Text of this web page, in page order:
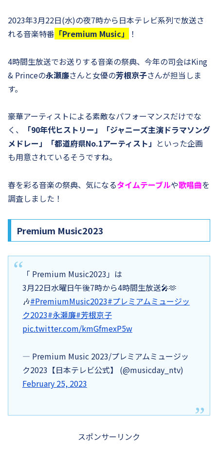
2023年3月22日(水)の夜7時から日本テレビ系列で放送さ
れる音楽特番 「Premium Music」 ！
4時間生放送でお送りする音楽の祭典、今年の司会はKing
& Princeの永瀬廉さんと女優の芳根京子さんが担当しま
す。
豪華アーティストによる素敵なパフォーマンスだけでな
く、
「90年代ヒストリー」「ジャニーズ主演ドラマソング
メドレー」「都道府県No.1アーティスト」 といった企画
も用意されているそうですね。
春を彩る音楽の祭典、気になるタイムテーブルや歌唱曲を
調査しました！
Premium Music2023
「 Premium Music2023」は
3月22日水曜日午後7時から4時間生放送🎤🫶
🎶#PremiumMusic2023#プレミアムミュージッ
ク2023#永瀬廉#芳根京子
pic.twitter.com/kmGfmexP5w
— Premium Music 2023/プレミアムミュージッ
ク2023【日本テレビ公式】 (@musicday_ntv)
February 25, 2023
スポンサーリンク